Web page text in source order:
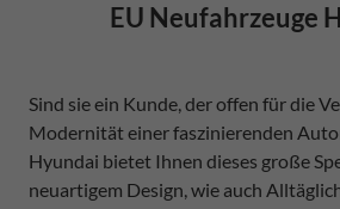
EU Neufahrzeuge
Sind sie ein Kunde, der offen für die
Modernität einer faszinierenden
Hyundai bietet Ihnen dieses große
neuartigem Design, wie auch